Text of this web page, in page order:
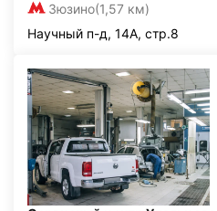
Зюзино(1,57 км)
Научный п-д, 14А, стр.8